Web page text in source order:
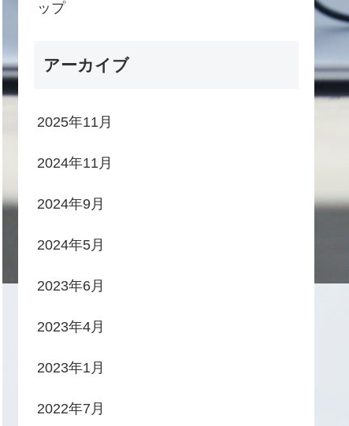
ップ
アーカイブ
2025年11月
2024年11月
2024年9月
2024年5月
2023年6月
2023年4月
2023年1月
2022年7月